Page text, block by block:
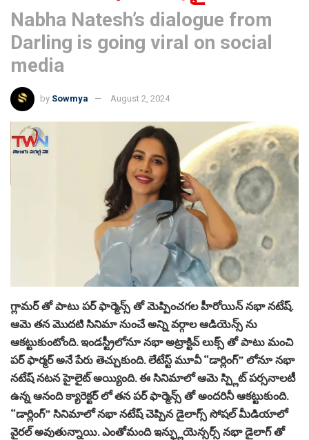
Nabha Natesh’s dialogue from
Darling is going viral on social
media
by Sowmya August 2, 2024
గ్లామర్ తో పాటు పర్ ఫార్మెన్స్ తో మెప్పించగల హీరోయిన్ నభా నటేష్.
ఆమె తన మొదటి సినిమా నుంచే అన్ని వర్గాల ఆడియెన్స్ ను
ఆకట్టుకుంటోంది. ఇండస్ట్రీలోనూ నభా అట్రాక్టివ్ లుక్స్ తో పాటు మంచి
పర్ ఫార్మర్ అనే పేరు తెచ్చుకుంది. లేటేస్ట్ మూవీ “డార్లింగ్” లోనూ నభా
నటేష్ నటన హైలైట్ అయ్యింది. ఈ సినిమాలో ఆమె స్ప్లిట్ పర్సనాలటీ
ఉన్న ఆనంది క్యారెక్టర్ లో తన పర్ ఫార్మెన్స్ తో అందరినీ ఆకట్టుకుంది.
“డార్లింగ్” సినిమాలో నభా నటేష్ చెప్పిన డైలాగ్స్ సోషల్ మీడియాలో
వైరల్ అవుతున్నాయి. ఎంతోమంది ఇన్ఫ్లుయెన్సర్స్ నభా డైలాగ్ తో